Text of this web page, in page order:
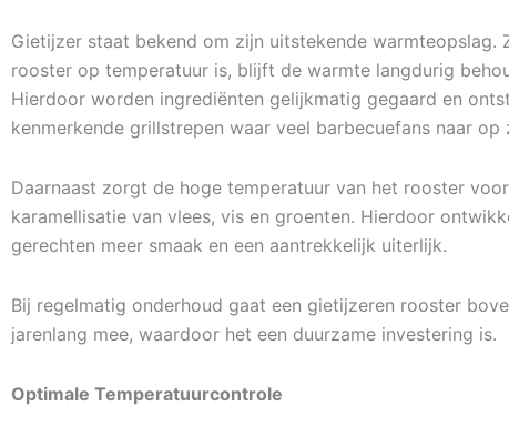
Gietijzer staat bekend om zijn uitstekende warmteopslag.
rooster op temperatuur is, blijft de warmte langdurig
Hierdoor worden ingrediënten gelijkmatig gegaard en
kenmerkende grillstrepen waar veel barbecuefans naar op
Daarnaast zorgt de hoge temperatuur van het rooster
karamellisatie van vlees, vis en groenten. Hierdoor
gerechten meer smaak en een aantrekkelijk uiterlijk.
Bij regelmatig onderhoud gaat een gietijzeren rooster
jarenlang mee, waardoor het een duurzame investering is.
Optimale Temperatuurcontrole